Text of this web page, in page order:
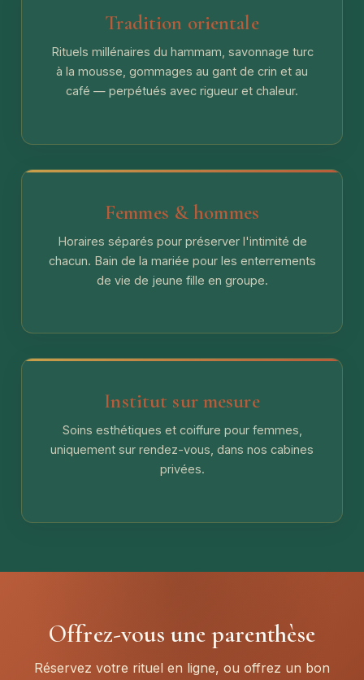
Tradition orientale
Rituels millénaires du hammam, savonnage turc
à la mousse, gommages au gant de crin et au
café — perpétués avec rigueur et chaleur.
Femmes & hommes
Horaires séparés pour préserver l'intimité de
chacun. Bain de la mariée pour les enterrements
de vie de jeune fille en groupe.
Institut sur mesure
Soins esthétiques et coiffure pour femmes,
uniquement sur rendez-vous, dans nos cabines
privées.
Offrez-vous une parenthèse
Réservez votre rituel en ligne, ou offrez un bon